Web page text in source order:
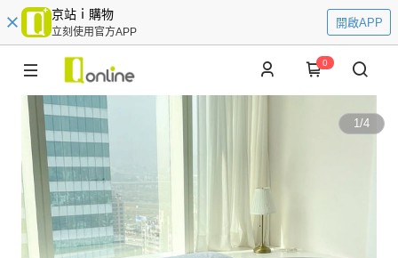
京站ｉ購物
立刻使用官方APP
開啟APP
0
1/4